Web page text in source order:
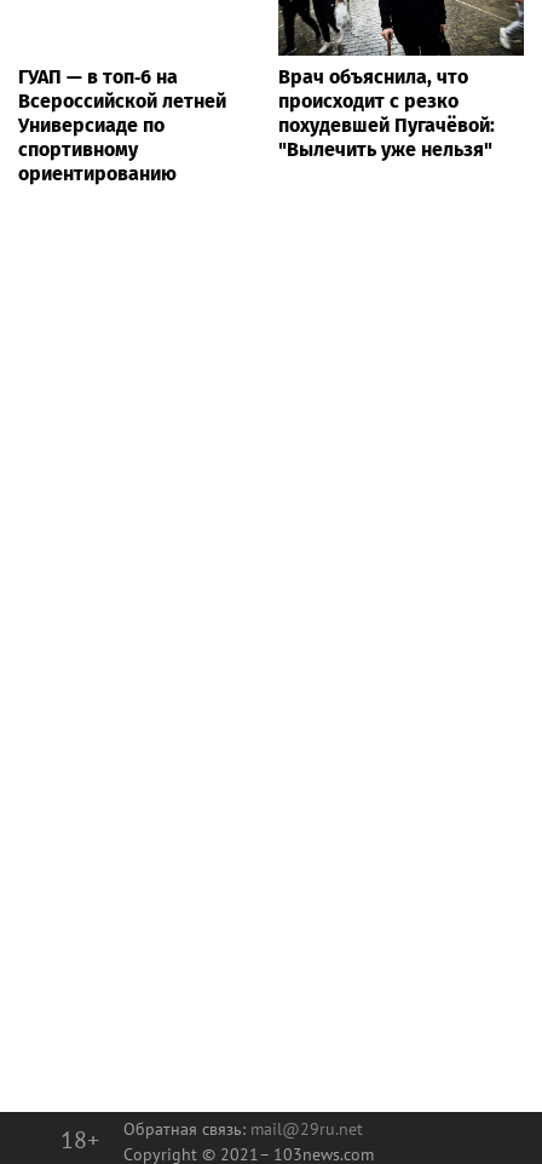
ГУАП — в топ‑6 на
Всероссийской летней
Универсиаде по
спортивному
ориентированию
Врач объяснила, что
происходит с резко
похудевшей Пугачёвой:
"Вылечить уже нельзя"
18+ Обратная связь: mail@29ru.net
Copyright © 2021– 103news.com